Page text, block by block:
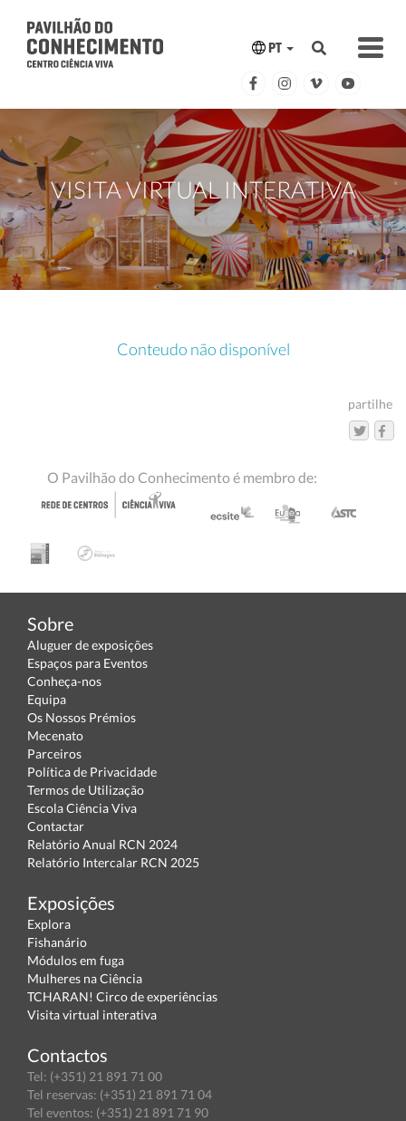
PT
VISITA VIRTUAL INTERATIVA
Conteudo não disponível
partilhe
O Pavilhão do Conhecimento é membro de:
Sobre
Aluguer de exposições
Espaços para Eventos
Conheça-nos
Equipa
Os Nossos Prémios
Mecenato
Parceiros
Política de Privacidade
Termos de Utilização
Escola Ciência Viva
Contactar
Relatório Anual RCN 2024
Relatório Intercalar RCN 2025
Exposições
Explora
Fishanário
Módulos em fuga
Mulheres na Ciência
TCHARAN! Circo de experiências
Visita virtual interativa
Contactos
Tel: (+351) 21 891 71 00
Tel reservas: (+351) 21 891 71 04
Tel eventos: (+351) 21 891 71 90